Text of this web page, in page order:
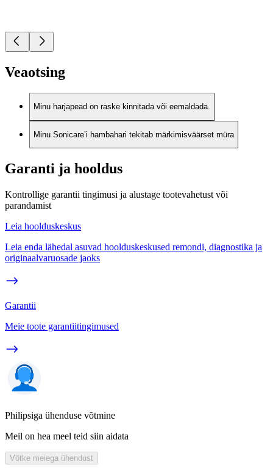
Veaotsing
Minu harjapead on raske kinnitada või eemaldada.
Minu Sonicare’i hambahari tekitab märkimisväärset müra
Garanti ja hooldus
Kontrollige garantii tingimusi ja alustage tootevahetust või
parandamist
Leia hoolduskeskus
Leia enda lähedal asuvad hoolduskeskused remondi, diagnostika ja
originaalvaruosade jaoks
Garantii
Meie toote garantiitingimused
Philipsiga ühenduse võtmine
Meil on hea meel teid siin aidata
Võtke meiega ühendust